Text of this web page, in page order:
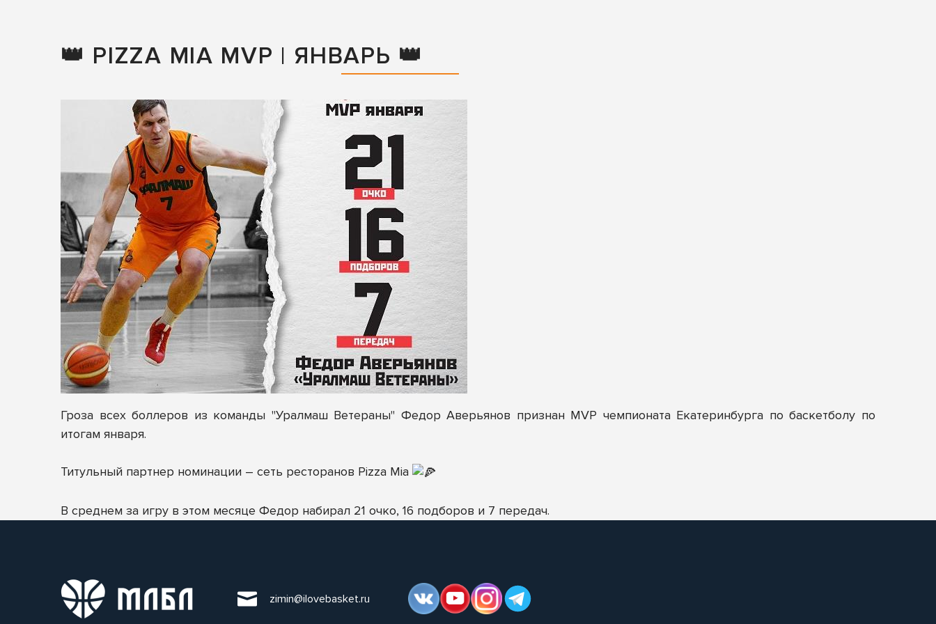
👑 PIZZA MIA MVP | ЯНВАРЬ 👑
Гроза всех боллеров из команды "Уралмаш Ветераны" Федор Аверьянов признан MVP чемпионата Екатеринбурга по баскетболу по
итогам января.
Титульный партнер номинации – сеть ресторанов Pizza Mia
В среднем за игру в этом месяце Федор набирал 21 очко, 16 подборов и 7 передач.
zimin@ilovebasket.ru